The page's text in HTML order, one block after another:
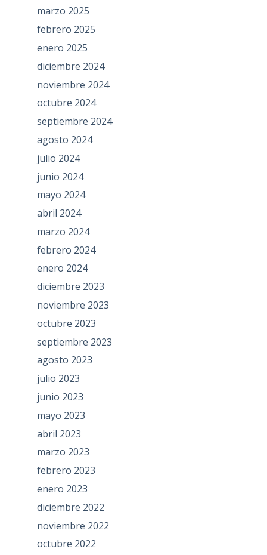
marzo 2025
febrero 2025
enero 2025
diciembre 2024
noviembre 2024
octubre 2024
septiembre 2024
agosto 2024
julio 2024
junio 2024
mayo 2024
abril 2024
marzo 2024
febrero 2024
enero 2024
diciembre 2023
noviembre 2023
octubre 2023
septiembre 2023
agosto 2023
julio 2023
junio 2023
mayo 2023
abril 2023
marzo 2023
febrero 2023
enero 2023
diciembre 2022
noviembre 2022
octubre 2022